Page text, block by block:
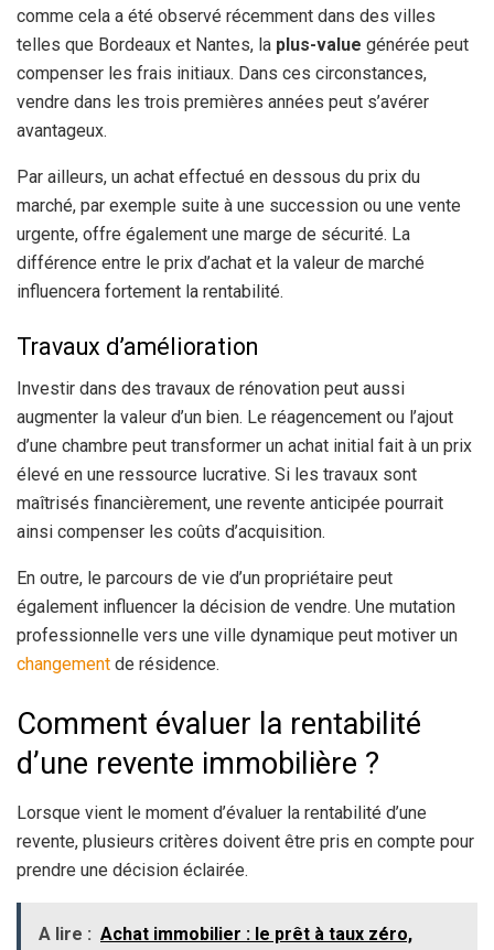
comme cela a été observé récemment dans des villes
telles que Bordeaux et Nantes, la plus-value générée peut
compenser les frais initiaux. Dans ces circonstances,
vendre dans les trois premières années peut s’avérer
avantageux.
Par ailleurs, un achat effectué en dessous du prix du
marché, par exemple suite à une succession ou une vente
urgente, offre également une marge de sécurité. La
différence entre le prix d’achat et la valeur de marché
influencera fortement la rentabilité.
Travaux d’amélioration
Investir dans des travaux de rénovation peut aussi
augmenter la valeur d’un bien. Le réagencement ou l’ajout
d’une chambre peut transformer un achat initial fait à un prix
élevé en une ressource lucrative. Si les travaux sont
maîtrisés financièrement, une revente anticipée pourrait
ainsi compenser les coûts d’acquisition.
En outre, le parcours de vie d’un propriétaire peut
également influencer la décision de vendre. Une mutation
professionnelle vers une ville dynamique peut motiver un
changement de résidence.
Comment évaluer la rentabilité
d’une revente immobilière ?
Lorsque vient le moment d’évaluer la rentabilité d’une
revente, plusieurs critères doivent être pris en compte pour
prendre une décision éclairée.
A lire : Achat immobilier : le prêt à taux zéro,